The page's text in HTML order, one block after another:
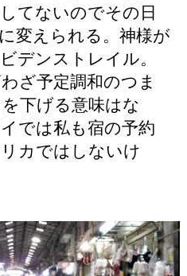
てないのでその日
変えられる。神様が
デンストレイル。
ざ予定調和のつま
下げる意味はな
では私も宿の予約
カではしないけ